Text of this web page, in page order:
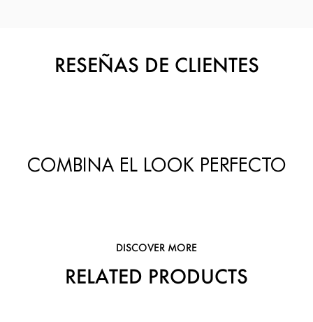
RESEÑAS DE CLIENTES
COMBINA EL LOOK PERFECTO
DISCOVER MORE
RELATED PRODUCTS